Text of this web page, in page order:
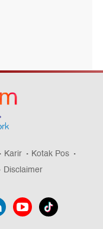
Karir
Kotak Pos
Disclaimer